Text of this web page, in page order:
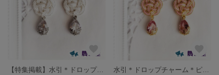
【特集掲載】水引＊ドロップチャーム＊ホワイトシルバー＊ピアス/イヤリング